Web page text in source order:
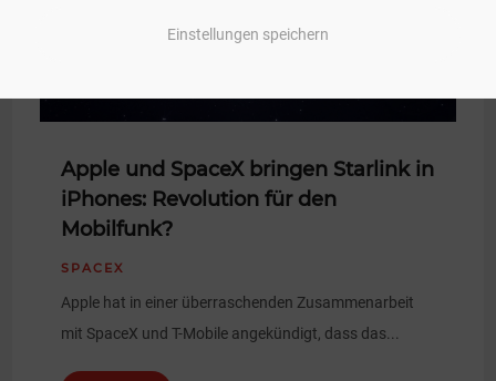
Einstellungen speichern
Apple und SpaceX bringen Starlink in
iPhones: Revolution für den
Mobilfunk?
SPACEX
Apple hat in einer überraschenden Zusammenarbeit
mit SpaceX und T-Mobile angekündigt, dass das...